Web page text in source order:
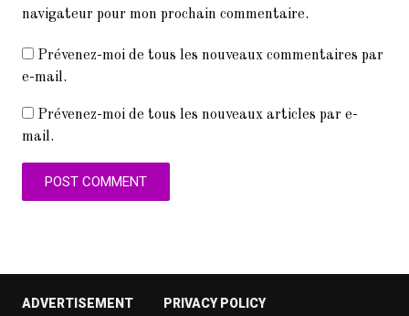
navigateur pour mon prochain commentaire.
Prévenez-moi de tous les nouveaux commentaires par
e-mail.
Prévenez-moi de tous les nouveaux articles par e-
mail.
ADVERTISEMENT PRIVACY POLICY